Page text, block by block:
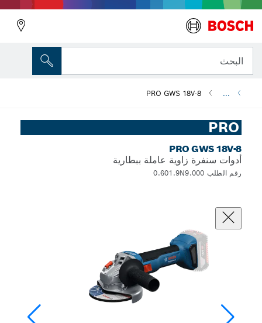
البحث
...
PRO GWS 18V-8
PRO
PRO GWS 18V-8
أدوات سنفرة زاوية عاملة ببطارية
رقم الطلب 0.601.9N9.000